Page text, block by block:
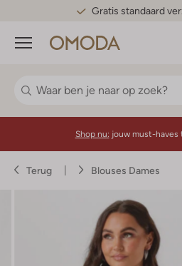
Gratis standaard
Menu
Shop nu: jouw must-haves
Terug Blouses Dames